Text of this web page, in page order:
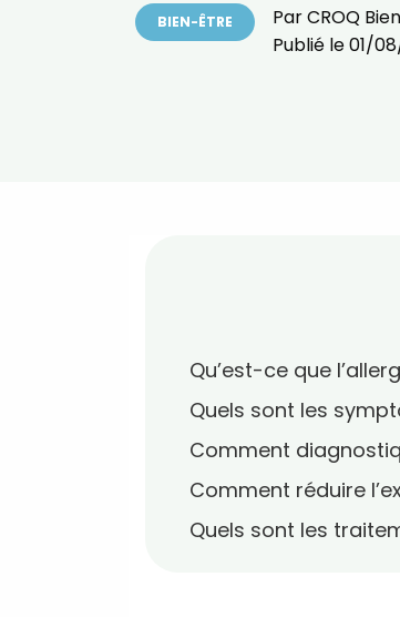
BIEN-ÊTRE ParCROQ
Publié le01/
Qu’est-ce que
Quels sont les
Comment
Comment réduire
Quels sont les